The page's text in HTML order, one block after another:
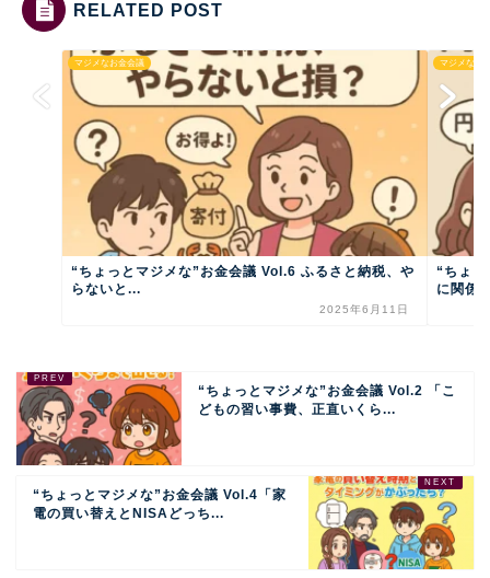
RELATED POST
マジメなお金会議
“ちょっとマジメな”お金会議 Vol.6 ふるさと納税、や
らないと...
2025年6月11日
マジメなお
“ちょ
に関係
“ちょっとマジメな”お金会議 Vol.2 「こ
どもの習い事費、正直いくら...
“ちょっとマジメな”お金会議 Vol.4「家
電の買い替えとNISAどっち...